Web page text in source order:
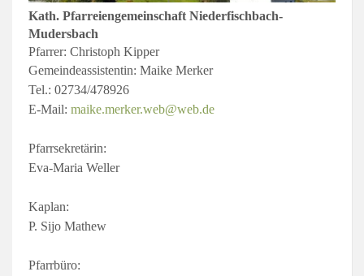
Kath. Pfarreiengemeinschaft Niederfischbach-
Mudersbach
Pfarrer: Christoph Kipper
Gemeindeassistentin: Maike Merker
Tel.: 02734/478926
E-Mail: maike.merker.web@web.de
Pfarrsekretärin:
Eva-Maria Weller
Kaplan:
P. Sijo Mathew
Pfarrbüro: